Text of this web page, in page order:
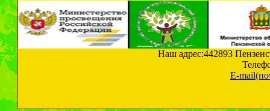
Поздравление
Наш адрес:442893
E-